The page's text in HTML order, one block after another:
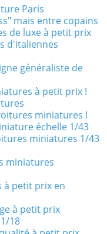
Paris
mais entre copains
de luxe à petit prix
d'italiennes
généraliste de
à petit prix !
miniatures !
échelle 1/43
miniatures 1/43
miniatures
à petit prix en
à petit prix
18